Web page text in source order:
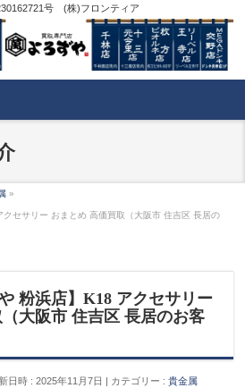
号 (株)フロンティア
»
クセサリー おまとめ 高価買取（大阪市 住吉区 長居の
粉浜店】K18 アクセサリー
大阪市 住吉区 長居のお客
日時 : 2025年11月7日 カテゴリー :貴金属